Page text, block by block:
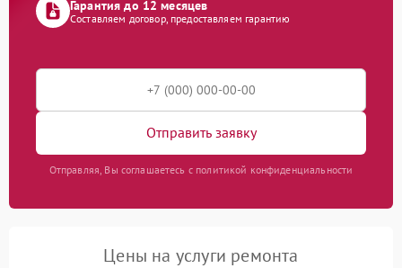
Гарантия до 12 месяцев
Составляем договор, предоставляем гарантию
Отправить заявку
Отправляя, Вы соглашаетесь с политикой конфиденциальности
Цены на услуги ремонта